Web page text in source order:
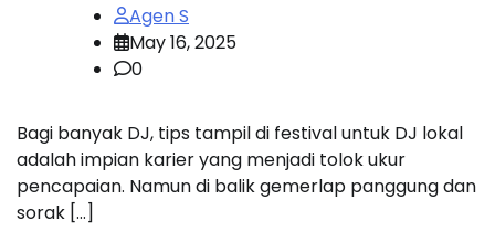
Agen S
May 16, 2025
0
Bagi banyak DJ, tips tampil di festival untuk DJ lokal
adalah impian karier yang menjadi tolok ukur
pencapaian. Namun di balik gemerlap panggung dan
sorak […]